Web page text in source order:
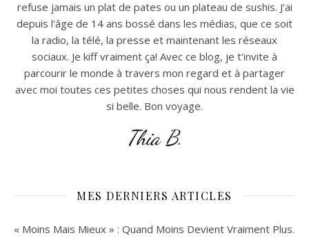
refuse jamais un plat de pates ou un plateau de sushis. J'ai
depuis l'âge de 14 ans bossé dans les médias, que ce soit
la radio, la télé, la presse et maintenant les réseaux
sociaux. Je kiff vraiment ça! Avec ce blog, je t'invite à
parcourir le monde à travers mon regard et à partager
avec moi toutes ces petites choses qui nous rendent la vie
si belle. Bon voyage.
Thia B.
MES DERNIERS ARTICLES
« Moins Mais Mieux » : Quand Moins Devient Vraiment Plus.